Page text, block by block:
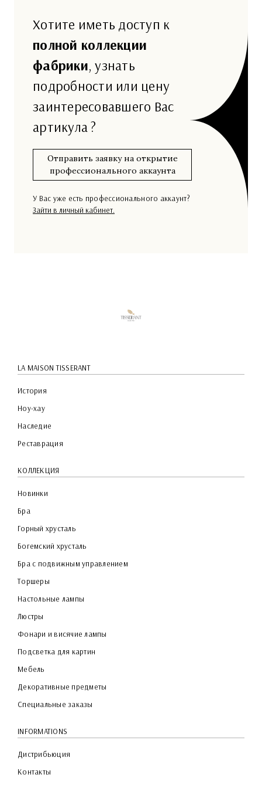
Хотите иметь доступ к
полной коллекции
фабрики, узнать
подробности или цену
заинтересовавшего Вас
артикула ?
Отправить заявку на открытие
профессионального аккаунта
У Вас уже есть профессионального аккаунт?
Зайти в личный кабинет.
LA MAISON TISSERANT
История
Ноу-хау
Наследие
Реставрация
КОЛЛЕКЦИЯ
Новинки
Бра
Горный хрусталь
Богемский хрусталь
Бра с подвижным управлением
Торшеры
Настольные лампы
Люстры
Фонари и висячие лампы
Подсветка для картин
Мебель
Декоративные предметы
Специальные заказы
INFORMATIONS
Дистрибьюция
Контакты